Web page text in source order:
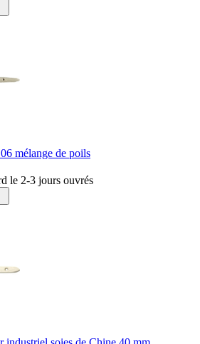
mélange de poils
le 2-3 jours ouvrés